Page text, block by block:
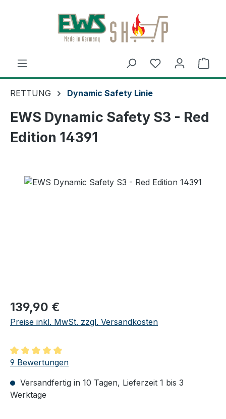
Zum Hauptinhalt springen
RETTUNG Dynamic Safety Linie
EWS Dynamic Safety S3 - Red
Edition 14391
Regulärer Preis:
139,90 €
Preise inkl. MwSt. zzgl. Versandkosten
Durchschnittliche Bewertung von 4.89 von 5 Sternen
9 Bewertungen
Versandfertig in 10 Tagen, Lieferzeit 1 bis 3
Werktage